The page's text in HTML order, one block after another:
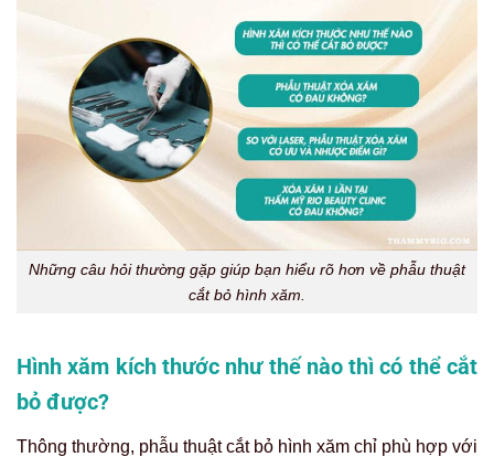
Những câu hỏi thường gặp giúp bạn hiểu rõ hơn về phẫu thuật
cắt bỏ hình xăm.
Hình xăm kích thước như thế nào thì có thể cắt
bỏ được?
Thông thường, phẫu thuật cắt bỏ hình xăm chỉ phù hợp với